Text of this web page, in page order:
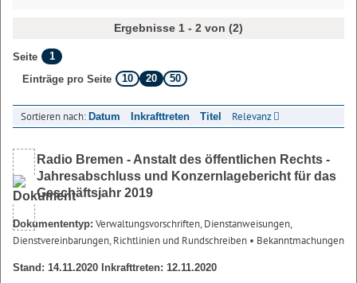
Ergebnisse 1 - 2 von (2)
Seite
1
Einträge pro Seite
10 20 50
Sortieren nach: Datum Inkrafttreten Titel Relevanz
Radio Bremen - Anstalt des öffentlichen Rechts -
Jahresabschluss und Konzernlagebericht für das
Geschäftsjahr 2019
Dokumententyp: Verwaltungsvorschriften, Dienstanweisungen,
Dienstvereinbarungen, Richtlinien und Rundschreiben • Bekanntmachungen
Stand: 14.11.2020 Inkrafttreten: 12.11.2020